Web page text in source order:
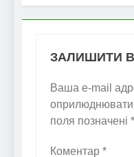
ЗАЛИШИТИ
Ваша e-mail
поля позначені *
Коментар *